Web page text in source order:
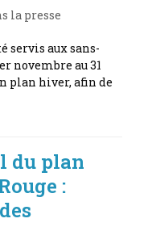
la presse
servis aux sans-
novembre au 31
plan hiver, afin de
du plan
: